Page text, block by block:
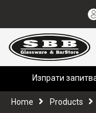
Изпрати
Home Products